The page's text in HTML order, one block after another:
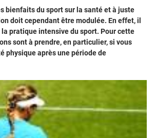
bienfaits du sport sur la santé et à juste
doit cependant être modulée. En effet, il
pratique intensive du sport. Pour cette
sont à prendre, en particulier, si vous
physique après une période de